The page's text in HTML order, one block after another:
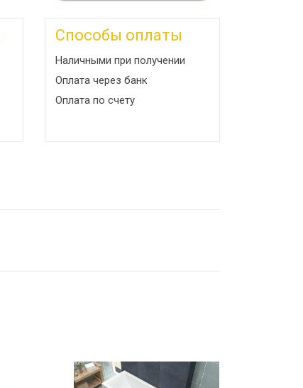
Способы оплаты
Наличными при получении
Оплата через банк
Оплата по счету